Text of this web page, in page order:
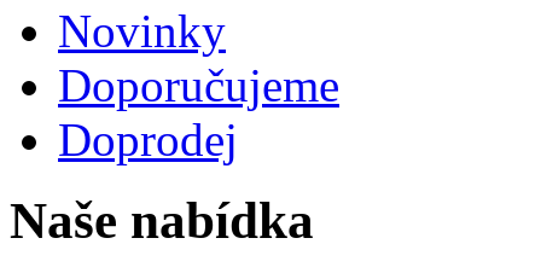
Novinky
Doporučujeme
Doprodej
Naše nabídka